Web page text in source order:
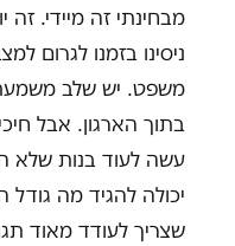
מבחינתי זה מיידי.
ניסינו בזמנו לגרום
משפט. יש שלב
עשה לעוד בנות שלא
יכולה להגיד מה
שצריך לעודד מאוד